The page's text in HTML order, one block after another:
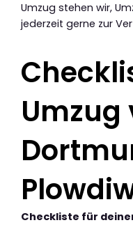
Umzug stehen wir,
jederzeit gerne zur
Umzug
Checkliste für